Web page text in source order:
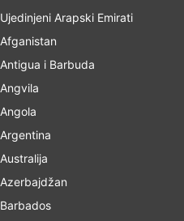
Ujedinjeni Arapski Emirati
Afganistan
Antigua i Barbuda
Angvila
Angola
Argentina
Australija
Azerbajdžan
Barbados